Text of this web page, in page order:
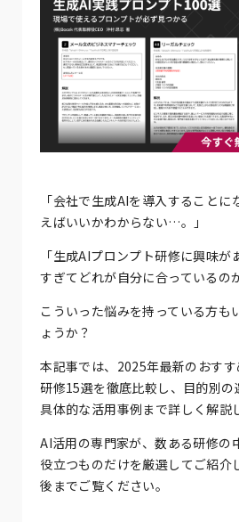
「会社で生成AIを導入することに
えばいいかわからない…。」
「生成AIプロンプト研修に興味
すぎてどれが自分に合っているの
こういった悩みを持っている方も
ょうか？
本記事では、2025年最新のおす
研修15選を徹底比較し、目的別の
具体的な活用事例まで詳しく解説
AI活用の専門家が、数ある研修の
役立つものだけを厳選してご紹介
後までご覧ください。